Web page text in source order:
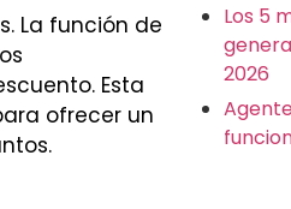
La función de
Esta
ofrecer un
Los 5
2026